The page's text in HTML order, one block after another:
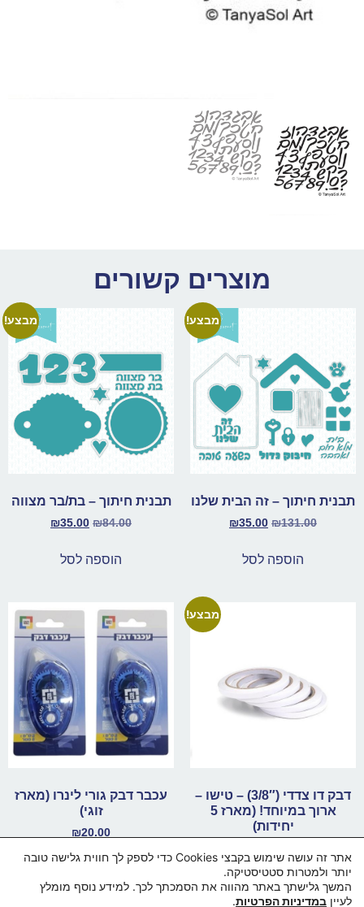
מוצרים קשורים
מבצע!
תבנית חיתוך – זה הבית שלנו
₪131.00
₪35.00
הוספה לסל
מבצע!
תבנית חיתוך – בת/בר מצווה
₪84.00
₪35.00
הוספה לסל
מבצע!
דבק דו צדדי (3/8″) – טישו –
ארוך במיוחד! (מארז 5
יחידות)
הוספה לסל
עכבר דבק גורי לינרו (מארז
זוגי)
₪20.00
אתר זה עושה שימוש בקבצי Cookies כדי לספק לך חווית גלישה טובה
יותר ולמטרות סטטיסטיקה.
המשך גלישתך באתר מהווה את הסמכתך לכך. למידע נוסף מומלץ
לעיין במדיניות הפרטיות.